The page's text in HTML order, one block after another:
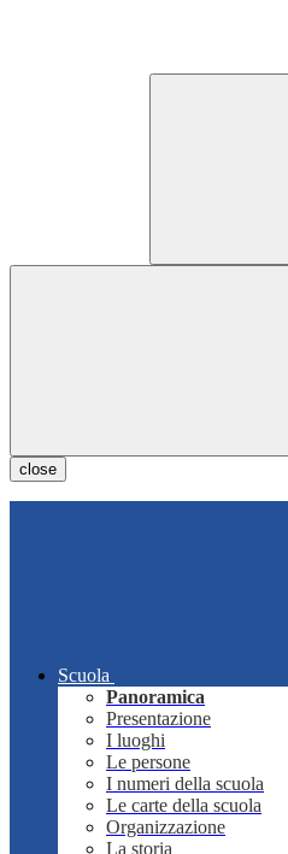
close
Scuola
Panoramica
Presentazione
I luoghi
Le persone
I numeri della scuola
Le carte della scuola
Organizzazione
La storia